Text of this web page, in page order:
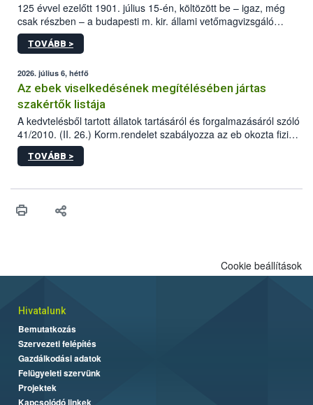
125 évvel ezelőtt 1901. július 15-én, költözött be – igaz, még
csak részben – a budapesti m. kir. állami vetőmagvizsgáló
állomás a Kis Rókus utca 15. szám alatti, Czigler Győző által
tervezett új épületébe.
TOVÁBB >
2026. július 6, hétfő
Az ebek viselkedésének megítélésében jártas
szakértők listája
A kedvtelésből tartott állatok tartásáról és forgalmazásáról szóló
41/2010. (II. 26.) Korm.rendelet szabályozza az eb okozta fizikai
sérülés, illetve ennek veszélye keletkezésekor felmerülő
hatósági feladatokat, valamint a veszélyes eb tartását és annak
vonni az ebek viselkedésének megítélésében jártas szakértőt.
TOVÁBB >
Cookie beállítások
Hivatalunk
Bemutatkozás
Szervezeti felépítés
Gazdálkodási adatok
Felügyeleti szervünk
Projektek
Kapcsolódó linkek